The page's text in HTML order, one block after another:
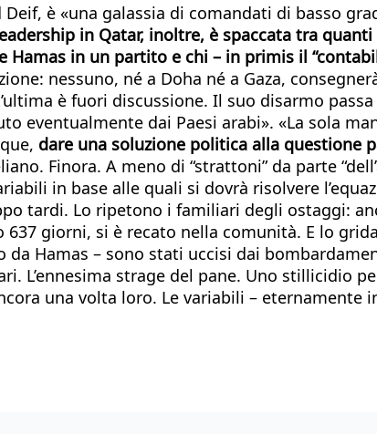
è «una galassia di comandati di basso
in Qatar, inoltre, è spaccata tra
in un partito e chi – in primis il
nessuno, né a Doha né a Gaza,
è fuori discussione. Il suo disarmo
eventualmente dai Paesi arabi». «La sola
dare una soluzione politica alla questione
Finora. A meno di “strattoni” da parte
in base alle quali si dovrà risolvere
tardi. Lo ripetono i familiari degli ostaggi:
giorni, si è recato nella comunità. E lo
Hamas – sono stati uccisi dai
L’ennesima strage del pane. Uno stillicidio
una volta loro. Le variabili – eternamente